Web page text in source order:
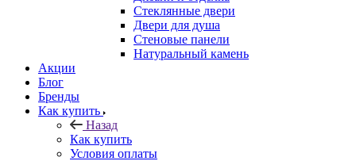
Стеклянные двери
Двери для душа
Стеновые панели
Натуральный камень
Акции
Блог
Бренды
Как купить
Назад
Как купить
Условия оплаты